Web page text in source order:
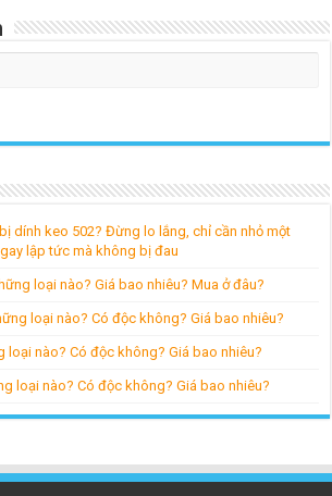
dính keo 502? Đừng lo lắng, chỉ cần nhỏ một
lập tức mà không bị đau
loại nào? Giá bao nhiêu? Mua ở đâu?
loại nào? Có độc không? Giá bao nhiêu?
loại nào? Có độc không? Giá bao nhiêu?
loại nào? Có độc không? Giá bao nhiêu?